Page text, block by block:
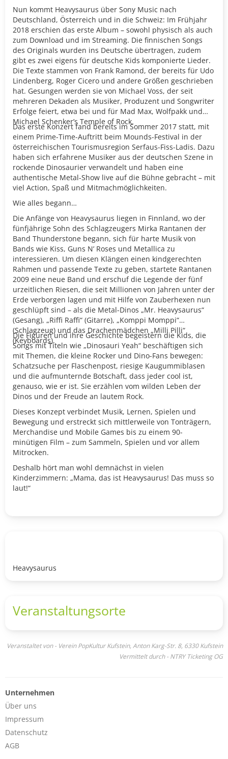
Nun kommt Heavysaurus über Sony Music nach
Deutschland, Österreich und in die Schweiz: Im Frühjahr
2018 erschien das erste Album – sowohl physisch als auch
zum Download und im Streaming. Die finnischen Songs
des Originals wurden ins Deutsche übertragen, zudem
gibt es zwei eigens für deutsche Kids komponierte Lieder.
Die Texte stammen von Frank Ramond, der bereits für Udo
Lindenberg, Roger Cicero und andere Größen geschrieben
hat. Gesungen werden sie von Michael Voss, der seit
mehreren Dekaden als Musiker, Produzent und Songwriter
Erfolge feiert, etwa bei und für Mad Max, Wolfpakk und
Michael Schenker’s Temple of Rock.
Das erste Konzert fand bereits im Sommer 2017 statt, mit
einem Prime-Time-Auftritt beim Mounds-Festival in der
österreichischen Tourismusregion Serfaus-Fiss-Ladis. Dazu
haben sich erfahrene Musiker aus der deutschen Szene in
rockende Dinosaurier verwandelt und haben eine
authentische Metal-Show live auf die Bühne gebracht – mit
viel Action, Spaß und Mitmachmöglichkeiten.
Wie alles begann…
Die Anfänge von Heavysaurus liegen in Finnland, wo der
fünfjährige Sohn des Schlagzeugers Mirka Rantanen der
Band Thunderstone begann, sich für harte Musik von
Bands wie Kiss, Guns N’ Roses und Metallica zu
interessieren. Um diesen Klängen einen kindgerechten
Rahmen und passende Texte zu geben, startete Rantanen
2009 eine neue Band und erschuf die Legende der fünf
urzeitlichen Riesen, die seit Millionen von Jahren unter der
Erde verborgen lagen und mit Hilfe von Zauberhexen nun
geschlüpft sind – als die Metal-Dinos „Mr. Heavysaurus“
(Gesang), „Riffi Raffi“ (Gitarre), „Komppi Momppi“
(Schlagzeug) und das Drachenmädchen „Milli Pilli“
(Keyboards).
Die Figuren und ihre Geschichte begeistern die Kids, die
Songs mit Titeln wie „Dinosauri Yeah“ beschäftigen sich
mit Themen, die kleine Rocker und Dino-Fans bewegen:
Schatzsuche per Flaschenpost, riesige Kaugummiblasen
und die aufmunternde Botschaft, dass jeder cool ist,
genauso, wie er ist. Sie erzählen vom wilden Leben der
Dinos und der Freude an lautem Rock.
Dieses Konzept verbindet Musik, Lernen, Spielen und
Bewegung und erstreckt sich mittlerweile von Tonträgern,
Merchandise und Mobile Games bis zu einem 90-
minütigen Film – zum Sammeln, Spielen und vor allem
Mitrocken.
Deshalb hört man wohl demnächst in vielen
Kinderzimmern: „Mama, das ist Heavysaurus! Das muss so
laut!“
Heavysaurus
Veranstaltungsorte
Veranstaltet von - Verein PopKultur Kufstein, Anton Karg-Str. 8, 6330 Kufstein
Vermittelt durch - NTRY Ticketing OG
Unternehmen
Über uns
Impressum
Datenschutz
AGB